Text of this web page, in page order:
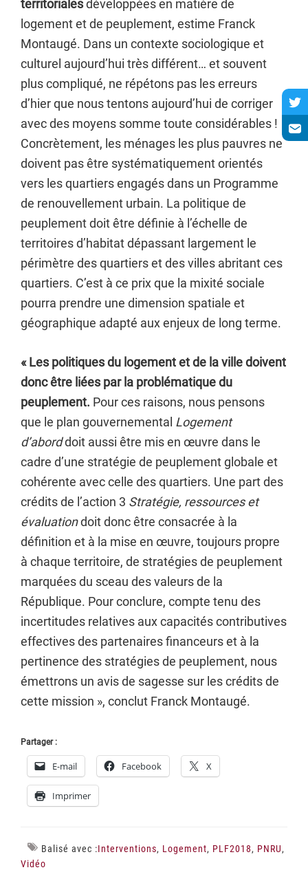
territorialesdéveloppées en matière de
logement et de peuplement, estime Franck
Montaugé. Dans un contexte sociologique et
culturel aujourd’hui très différent… et souvent
plus compliqué, ne répétons pas les erreurs
d’hier que nous tentons aujourd’hui de corriger
avec des moyens somme toute considérables !
Concrètement, les ménages les plus pauvres ne
doivent pas être systématiquement orientés
vers les quartiers engagés dans un Programme
de renouvellement urbain. La politique de
peuplement doit être définie à l’échelle de
territoires d’habitat dépassant largement le
périmètre des quartiers et des villes abritant ces
quartiers. C’est à ce prix que la mixité sociale
pourra prendre une dimension spatiale et
géographique adapté aux enjeux de long terme.
« Les politiques du logement et de la ville doivent
donc être liées par la problématique du
peuplement. Pour ces raisons, nous pensons
que le plan gouvernemental Logement
d’aborddoit aussi être mis en œuvre dans le
cadre d’une stratégie de peuplement globale et
cohérente avec celle des quartiers. Une part des
crédits de l’action 3 Stratégie, ressources et
évaluationdoit donc être consacrée à la
définition et à la mise en œuvre, toujours propre
à chaque territoire, de stratégies de peuplement
marquées du sceau des valeurs de la
République. Pour conclure, compte tenu des
incertitudes relatives aux capacités contributives
effectives des partenaires financeurs et à la
pertinence des stratégies de peuplement, nous
émettrons un avis de sagesse sur les crédits de
cette mission », conclut Franck Montaugé.
Partager :
E-mail Facebook X
Imprimer
Balisé avec :Interventions, Logement, PLF2018, PNRU,
Vidéo